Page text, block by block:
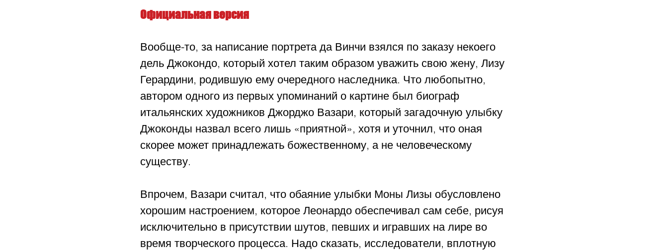
Официальная версия
Вообще-то, за написание портрета да Винчи взялся по заказу некоего
дель Джокондо, который хотел таким образом уважить свою жену, Лизу
Герардини, родившую ему очередного наследника. Что любопытно,
автором одного из первых упоминаний о картине был биограф
итальянских художников Джорджо Вазари, который загадочную улыбку
Джоконды назвал всего лишь «приятной», хотя и уточнил, что оная
скорее может принадлежать божественному, а не человеческому
существу.
Впрочем, Вазари считал, что обаяние улыбки Моны Лизы обусловлено
хорошим настроением, которое Леонардо обеспечивал сам себе, рисуя
исключительно в присутствии шутов, певших и игравших на лире во
время творческого процесса. Надо сказать, исследователи, вплотную